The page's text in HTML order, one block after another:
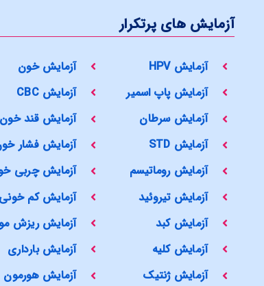
آزمایش های پرتکرار
آزمایش HPV
آزمایش پاپ اسمیر
آزمایش سرطان
آزمایش STD
آزمایش روماتیسم
آزمایش تیروئید
آزمایش کبد
آزمایش کلیه
آزمایش ژنتیک
آزمایش خون
آزمایش CBC
آزمایش قند خون
آزمایش فشار
آزمایش چربی
آزمایش کم خونی
آزمایش ریزش مو
آزمایش بارداری
آزمایش هورمون